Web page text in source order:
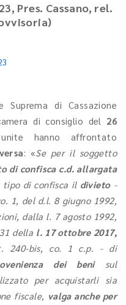
Pres. Cassano, rel.
Suprema di Cassazione
di consiglio del 26
hanno affrontato
: «Se per il soggetto
di confisca c.d. allargata
di confisca il divieto-
1, del d.l. 8 giugno 1992,
dalla l. 7 agosto 1992,
della l. 17 ottobre 2017,
240-bis, co. 1 c.p. - di
dei beni sul
per acquistarli sia
fiscale, valga anche per